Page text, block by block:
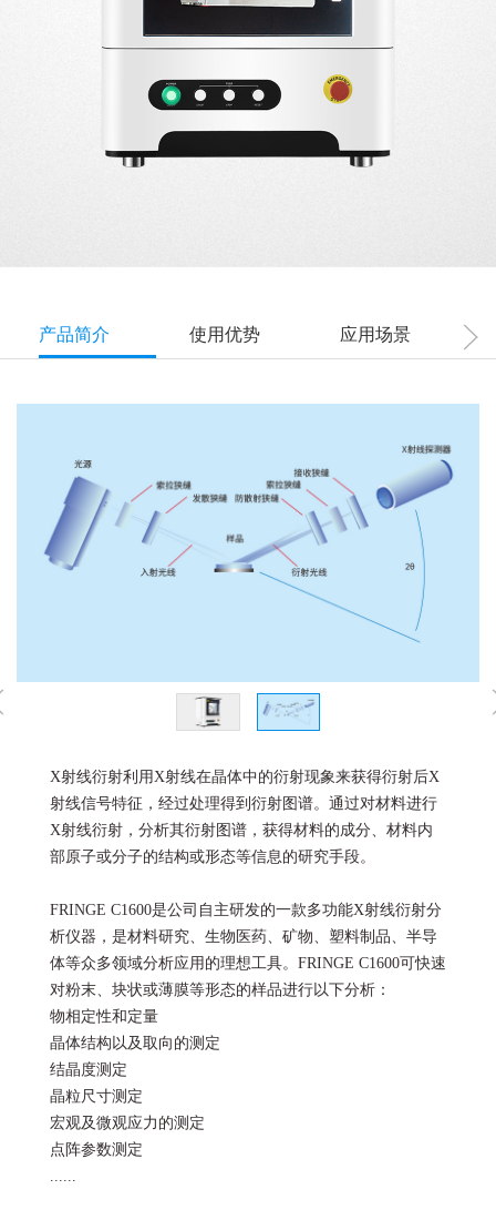
产品简介 使用优势 应用场景
X射线衍射利用X射线在晶体中的衍射现象来获得衍射后X
射线信号特征，经过处理得到衍射图谱。通过对材料进行
X射线衍射，分析其衍射图谱，获得材料的成分、材料内
部原子或分子的结构或形态等信息的研究手段。
FRINGE C1600是公司自主研发的一款多功能X射线衍射分
析仪器，是材料研究、生物医药、矿物、塑料制品、半导
体等众多领域分析应用的理想工具。FRINGE C1600可快速
对粉末、块状或薄膜等形态的样品进行以下分析：
物相定性和定量
晶体结构以及取向的测定
结晶度测定
晶粒尺寸测定
宏观及微观应力的测定
点阵参数测定